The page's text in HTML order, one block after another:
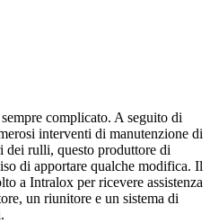
complicato. A seguito di
interventi di manutenzione di
dei rulli, questo produttore di
di apportare qualche modifica. Il
a Intralox per ricevere assistenza
un riunitore e un sistema di